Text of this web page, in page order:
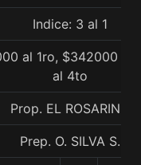
Indice: 3 al 1
al 1ro, $342000
al 4to
Prop. EL ROSARINO
Prep. O. SILVA S.